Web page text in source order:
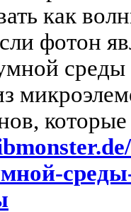
как
фотон
среды